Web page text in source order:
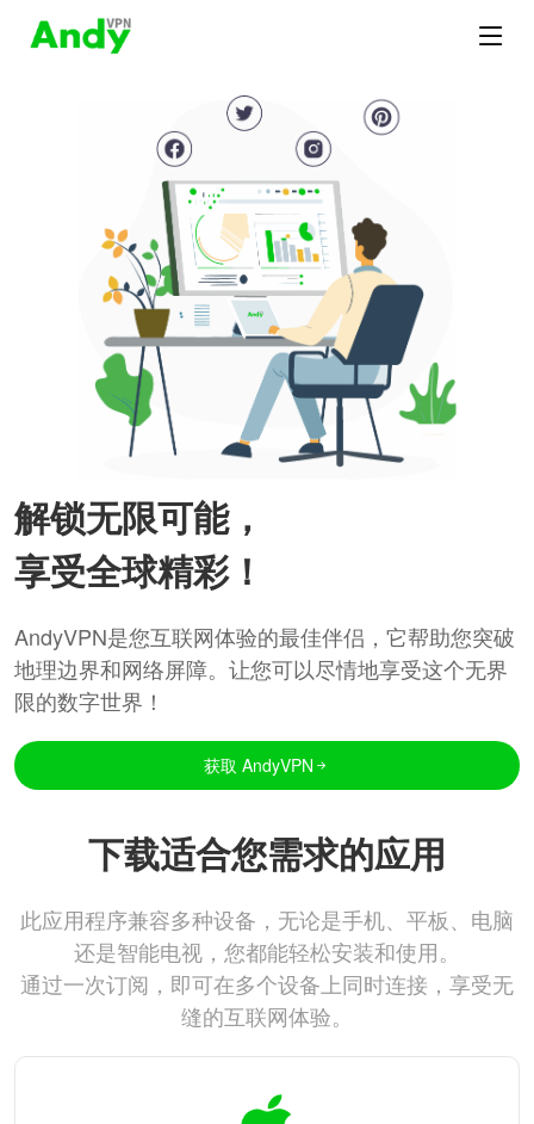
解锁无限可能，
享受全球精彩！
AndyVPN是您互联网体验的最佳伴侣，它帮助您突破
地理边界和网络屏障。让您可以尽情地享受这个无界
限的数字世界！
获取 AndyVPN
下载适合您需求的应用
此应用程序兼容多种设备，无论是手机、平板、电脑
还是智能电视，您都能轻松安装和使用。
通过一次订阅，即可在多个设备上同时连接，享受无
缝的互联网体验。